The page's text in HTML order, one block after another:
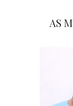
AS